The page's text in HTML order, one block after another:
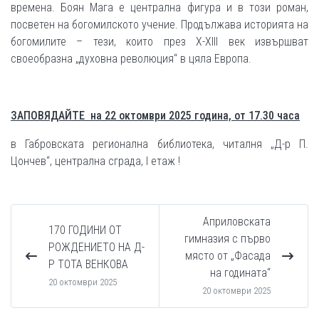
времена. Боян Мага е централна фигура и в този роман,
посветен на богомилското учение. Продължава историята на
богомилите – тези, които през X-XIII век извършват
своеобразна „духовна революция“ в цяла Европа.
ЗАПОВЯДАЙТЕ на 22 октомври 2025 година, от 17.30 часа
в Габровската регионална библиотека, читалня „Д-р П.
Цончев“, централна сграда, I етаж !
170 ГОДИНИ ОТ
РОЖДЕНИЕТО НА Д-
Р ТОТА ВЕНКОВА
20 октомври 2025
Априловската
гимназия с първо
място от „Фасада
на годината“
20 октомври 2025